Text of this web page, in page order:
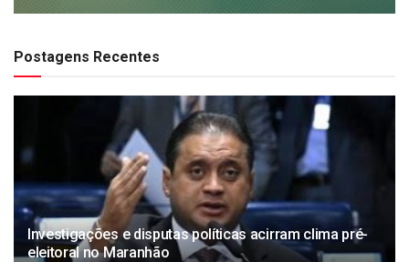
Postagens Recentes
Investigações e disputas políticas acirram clima pré-
eleitoral no Maranhão